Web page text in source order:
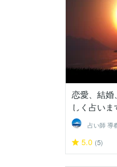
恋愛、結婚
しく占いま
占い師 導
5.0 (5)